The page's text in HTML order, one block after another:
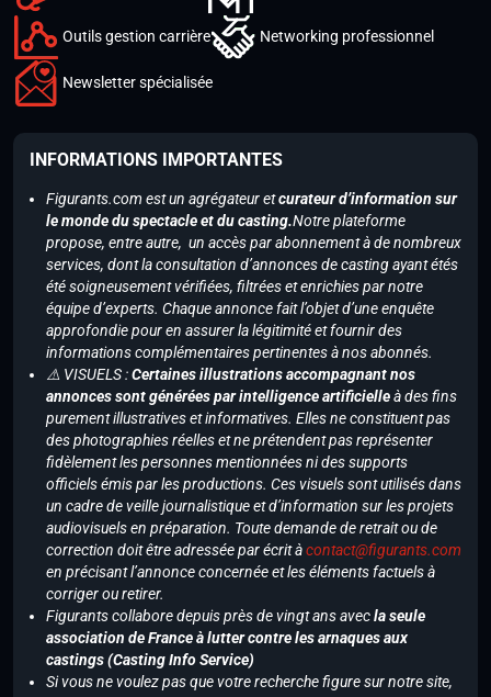
Outils gestion carrière Networking professionnel
Newsletter spécialisée
INFORMATIONS IMPORTANTES
Figurants.com est un agrégateur etcurateur d’information sur
le monde du spectacle et du casting.Notre plateforme
propose, entre autre, un accès par abonnement à de nombreux
services, dont la consultation d’annonces de casting ayant étés
été soigneusement vérifiées, filtrées et enrichies par notre
équipe d’experts. Chaque annonce fait l’objet d’une enquête
approfondie pour en assurer la légitimité et fournir des
informations complémentaires pertinentes à nos abonnés.
⚠️ VISUELS :Certaines illustrations accompagnant nos
annonces sont générées par intelligence artificielleà des fins
purement illustratives et informatives. Elles ne constituent pas
des photographies réelles et ne prétendent pas représenter
fidèlement les personnes mentionnées ni des supports
officiels émis par les productions. Ces visuels sont utilisés dans
un cadre de veille journalistique et d’information sur les projets
audiovisuels en préparation. Toute demande de retrait ou de
correction doit être adressée par écrit àcontact@figurants.com
en précisant l’annonce concernée et les éléments factuels à
corriger ou retirer.
Figurants collabore depuis près de vingt ans avecla seule
association de France à lutter contre les arnaques aux
castings (Casting Info Service)
Si vous ne voulez pas que votre recherche figure sur notre site,